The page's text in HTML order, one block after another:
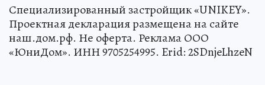
Специализированный застройщик «UNIKEY».
Проектная декларация размещена на сайте
наш.дом.рф. Не оферта. Реклама ООО
«ЮниДом». ИНН 9705254995. Erid: 2SDnjeLhzeN